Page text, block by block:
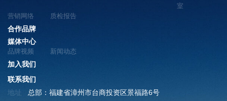
室
营销网络
质检报告
合作品牌
媒体中心
品牌视频 新闻动态
加入我们
联系我们
地址
总部：福建省漳州市台商投资区景福路6号